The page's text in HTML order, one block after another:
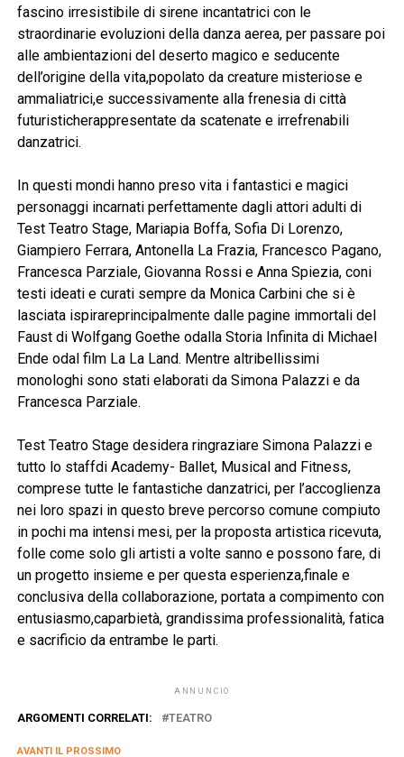
fascino irresistibile di sirene incantatrici con le
straordinarie evoluzioni della danza aerea, per passare poi
alle ambientazioni del deserto magico e seducente
dell’origine della vita,popolato da creature misteriose e
ammaliatrici,e successivamente alla frenesia di città
futuristicherappresentate da scatenate e irrefrenabili
danzatrici.
In questi mondi hanno preso vita i fantastici e magici
personaggi incarnati perfettamente dagli attori adulti di
Test Teatro Stage, Mariapia Boffa, Sofia Di Lorenzo,
Giampiero Ferrara, Antonella La Frazia, Francesco Pagano,
Francesca Parziale, Giovanna Rossi e Anna Spiezia, coni
testi ideati e curati sempre da Monica Carbini che si è
lasciata ispirareprincipalmente dalle pagine immortali del
Faust di Wolfgang Goethe odalla Storia Infinita di Michael
Ende odal film La La Land. Mentre altribellissimi
monologhi sono stati elaborati da Simona Palazzi e da
Francesca Parziale.
Test Teatro Stage desidera ringraziare Simona Palazzi e
tutto lo staffdi Academy- Ballet, Musical and Fitness,
comprese tutte le fantastiche danzatrici, per l’accoglienza
nei loro spazi in questo breve percorso comune compiuto
in pochi ma intensi mesi, per la proposta artistica ricevuta,
folle come solo gli artisti a volte sanno e possono fare, di
un progetto insieme e per questa esperienza,finale e
conclusiva della collaborazione, portata a compimento con
entusiasmo,caparbietà, grandissima professionalità, fatica
e sacrificio da entrambe le parti.
ANNUNCIO
ARGOMENTI CORRELATI: TEATRO
AVANTI IL ​​PROSSIMO